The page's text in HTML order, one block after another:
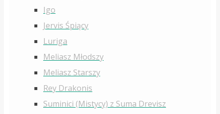
Igo
Jervis Śpiący
Luriga
Meliasz Młodszy
Meliasz Starszy
Rey Drakonis
Suminici (Mistycy) z Suma Drevisz